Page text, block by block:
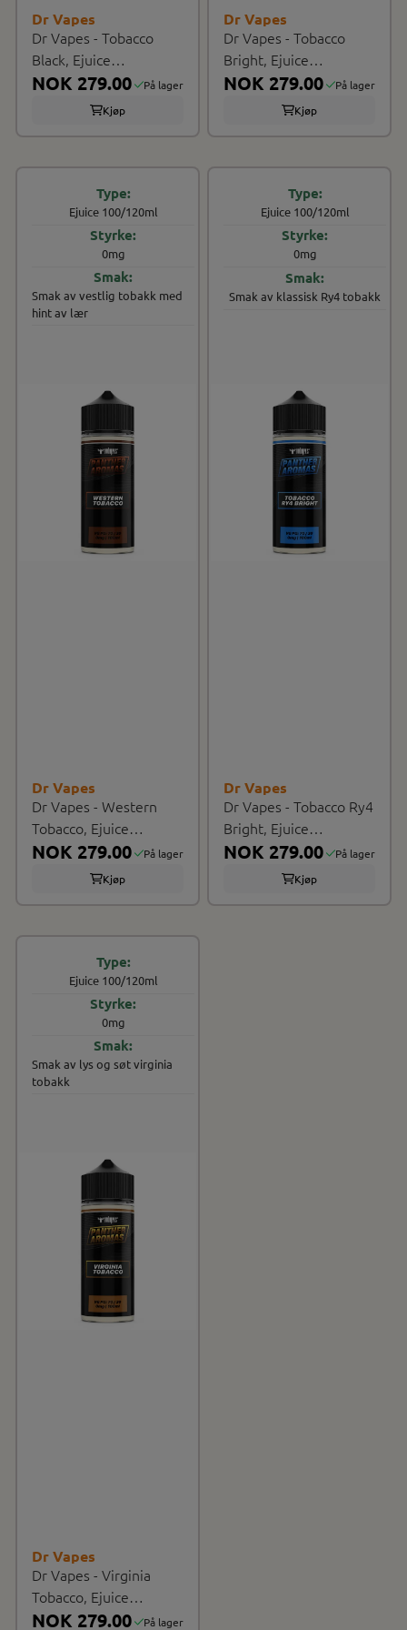
Dr Vapes
Dr Vapes - Tobacco
Black, Ejuice
100/120ml
NOK 279.00
På lager
Kjøp
Dr Vapes
Dr Vapes - Tobacco
Bright, Ejuice
100/120ml
NOK 279.00
På lager
Kjøp
Dr Vapes
Dr Vapes - Western
Tobacco, Ejuice
100/120ml
NOK 279.00
På lager
Kjøp
Ejuice 100/120ml
0mg
Smak av vestlig tobakk med
hint av lær
Dr Vapes
Dr Vapes - Tobacco Ry4
Bright, Ejuice
100/120ml
NOK 279.00
På lager
Kjøp
Ejuice 100/120ml
0mg
Smak av klassisk Ry4 tobakk
Dr Vapes
Dr Vapes - Virginia
Tobacco, Ejuice
100/120ml
NOK 279.00
På lager
Ejuice 100/120ml
0mg
Smak av lys og søt virginia
tobakk